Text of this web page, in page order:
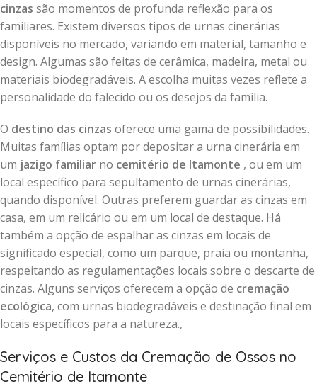
cinzas são momentos de profunda reflexão para os
familiares. Existem diversos tipos de urnas cinerárias
disponíveis no mercado, variando em material, tamanho e
design. Algumas são feitas de cerâmica, madeira, metal ou
materiais biodegradáveis. A escolha muitas vezes reflete a
personalidade do falecido ou os desejos da família.
O destino das cinzas oferece uma gama de possibilidades.
Muitas famílias optam por depositar a urna cinerária em
um jazigo familiar no cemitério de Itamonte , ou em um
local específico para sepultamento de urnas cinerárias,
quando disponível. Outras preferem guardar as cinzas em
casa, em um relicário ou em um local de destaque. Há
também a opção de espalhar as cinzas em locais de
significado especial, como um parque, praia ou montanha,
respeitando as regulamentações locais sobre o descarte de
cinzas. Alguns serviços oferecem a opção de cremação
ecológica, com urnas biodegradáveis e destinação final em
locais específicos para a natureza.,
Serviços e Custos da Cremação de Ossos no
Cemitério de Itamonte